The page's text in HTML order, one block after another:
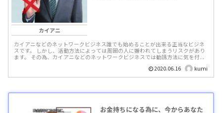
カイアニ
カイアニなどのネットワークビジネス誰でも始めることが出来る正当なビジネ
スです。 しかし、活動方法によっては周囲の人に嫌われてしまうリスクがあり
ます。 その為、カイアニなどのネットワークビジネスでは勧誘方法に気を付...
2020.06.16
kumi
お金持ちになる為に、今からあなた